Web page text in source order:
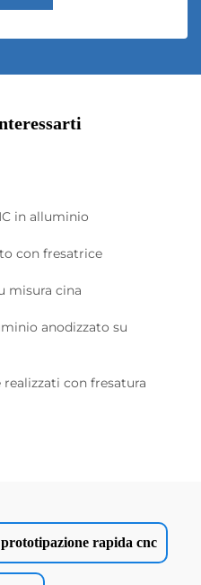
in alluminio
con fresatrice
misura cina
anodizzato su
con fresatura
rapida cnc